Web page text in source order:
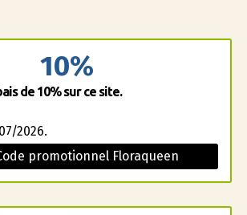
10%
de 10% sur ce site.
2026.
promotionnel Floraqueen